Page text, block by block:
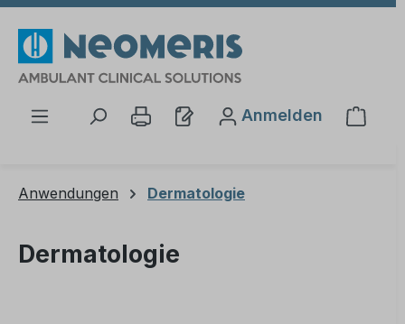
Anmelden
Anwendungen Dermatologie
Dermatologie